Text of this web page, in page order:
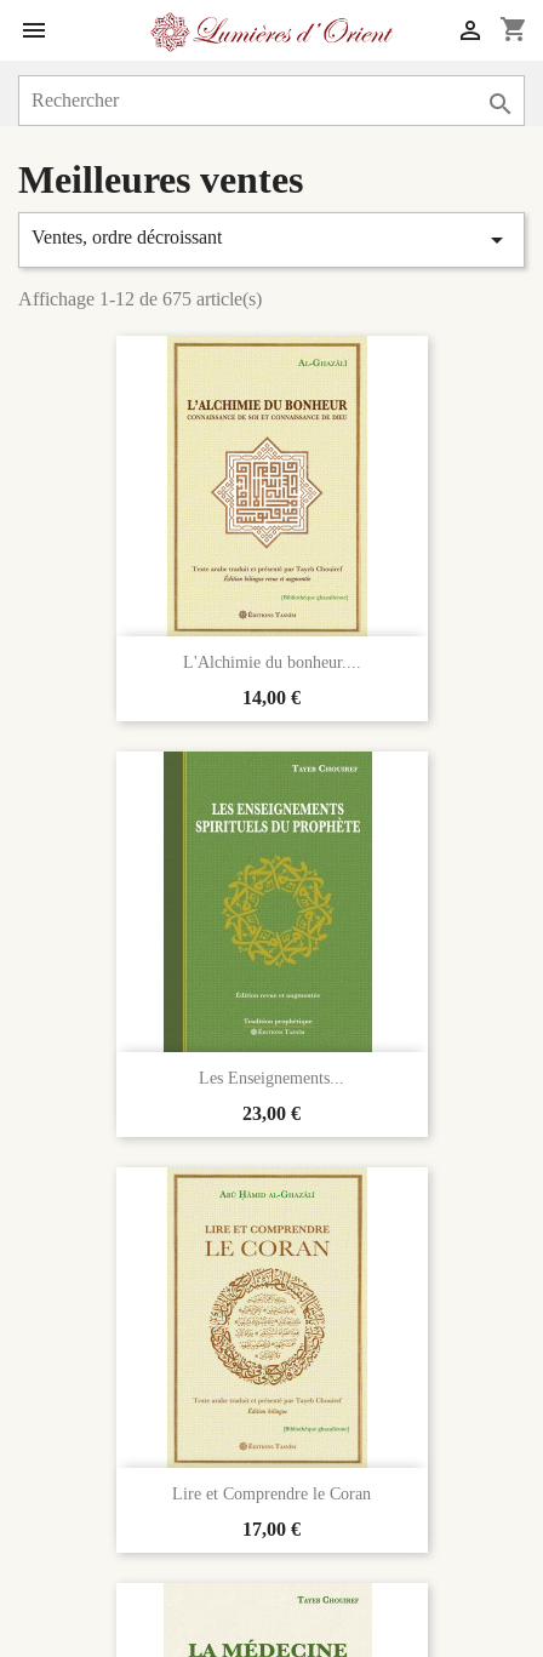
 shopping_cart


Meilleures ventes
Ventes, ordre décroissant 
Affichage 1-12 de 675 article(s)
L'Alchimie du bonheur....
Prix
14,00 €
Les Enseignements...
Prix
23,00 €
Lire et Comprendre le Coran
Prix
17,00 €